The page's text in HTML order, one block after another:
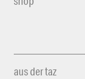
aus der taz